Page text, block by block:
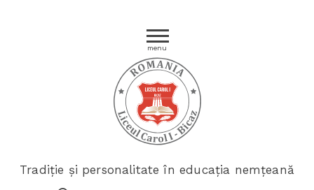
Tradiție și personalitate în educația nemțeană
menu